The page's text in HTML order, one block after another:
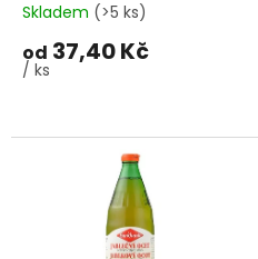
Skladem (>5 ks)
od 37,40 Kč
/ ks